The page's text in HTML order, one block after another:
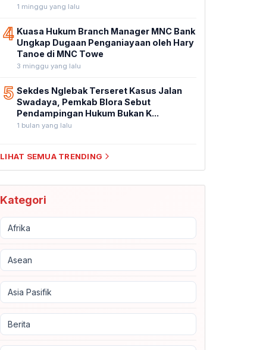
1 minggu yang lalu
4 Kuasa Hukum Branch Manager MNC Bank
Ungkap Dugaan Penganiayaan oleh Hary
Tanoe di MNC Towe
3 minggu yang lalu
5 Sekdes Nglebak Terseret Kasus Jalan
Swadaya, Pemkab Blora Sebut
Pendampingan Hukum Bukan K...
1 bulan yang lalu
LIHAT SEMUA TRENDING
Kategori
Afrika
Asean
Asia Pasifik
Berita